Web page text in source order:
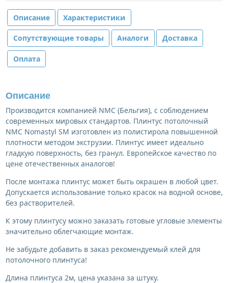
Описание Характеристики
Сопутствующие товары Аналоги Доставка
Оплата
Описание
Производится компанией NMC (Бельгия), с соблюдением
современных мировых стандартов. Плинтус потолочный
NMC Nomastyl SM изготовлен из полистирола повышенной
плотности методом экструзии. Плинтус имеет идеально
гладкую поверхность, без гранул. Европейское качество по
цене отечественных аналогов!
После монтажа плинтус может быть окрашен в любой цвет.
Допускается использование только красок на водной основе,
без растворителей.
К этому плинтусу можно заказать готовые угловые элементы
значительно облегчающие монтаж.
Не забудьте добавить в заказ рекомендуемый клей для
потолочного плинтуса!
Длина плинтуса 2м, цена указана за штуку.